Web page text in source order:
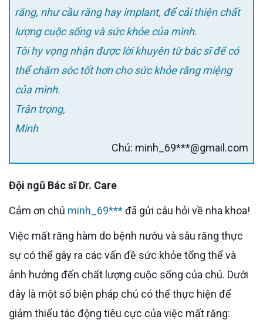
răng, như cầu răng hay implant, để cải thiện chất
lượng cuộc sống và sức khỏe của mình.
Tôi hy vọng nhận được lời khuyên từ bác sĩ để có
thể chăm sóc tốt hơn cho sức khỏe răng miệng
của mình.
Trân trọng,
Minh
Chú: minh_69***@gmail.com
Đội ngũ Bác sĩ Dr. Care
Cảm ơn chú minh_69***đã gửi câu hỏi về nha khoa!
Việc mất răng hàm do bệnh nướu và sâu răng thực
sự có thể gây ra các vấn đề sức khỏe tổng thể và
ảnh hưởng đến chất lượng cuộc sống của chú. Dưới
đây là một số biện pháp chú có thể thực hiện để
giảm thiểu tác động tiêu cực của việc mất răng: